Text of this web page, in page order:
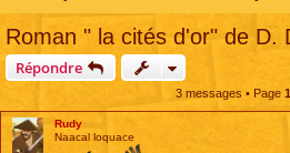
Roman " la cités d'or" de D.
Répondre
3 messages • Page 1
Rudy
Naacal loquace